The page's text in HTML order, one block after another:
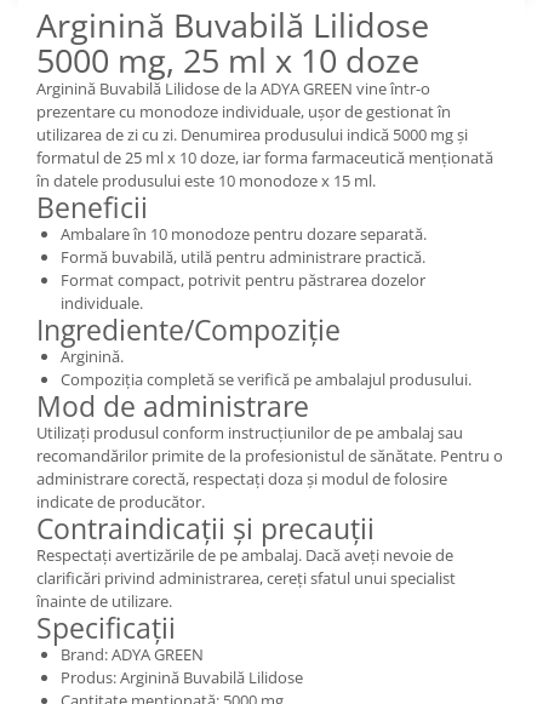
Arginină Buvabilă Lilidose
5000 mg, 25 ml x 10 doze
Arginină Buvabilă Lilidose de la ADYA GREEN vine într-o
prezentare cu monodoze individuale, ușor de gestionat în
utilizarea de zi cu zi. Denumirea produsului indică 5000 mg și
formatul de 25 ml x 10 doze, iar forma farmaceutică menționată
în datele produsului este 10 monodoze x 15 ml.
Beneficii
Ambalare în 10 monodoze pentru dozare separată.
Formă buvabilă, utilă pentru administrare practică.
Format compact, potrivit pentru păstrarea dozelor
individuale.
Ingrediente/Compoziție
Arginină.
Compoziția completă se verifică pe ambalajul produsului.
Mod de administrare
Utilizați produsul conform instrucțiunilor de pe ambalaj sau
recomandărilor primite de la profesionistul de sănătate. Pentru o
administrare corectă, respectați doza și modul de folosire
indicate de producător.
Contraindicații și precauții
Respectați avertizările de pe ambalaj. Dacă aveți nevoie de
clarificări privind administrarea, cereți sfatul unui specialist
înainte de utilizare.
Specificații
Brand: ADYA GREEN
Produs: Arginină Buvabilă Lilidose